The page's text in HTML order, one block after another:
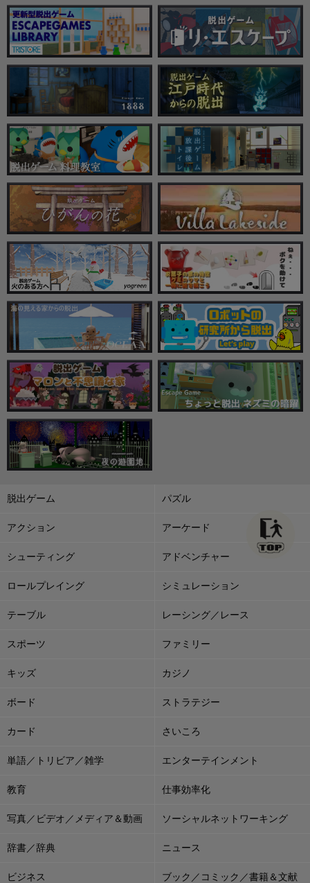
脱出ゲーム パズル
アクション アーケード
シューティング アドベンチャー
ロールプレイング シミュレーション
テーブル レーシング／レース
スポーツ ファミリー
キッズ カジノ
ボード ストラテジー
カード さいころ
単語／トリビア／雑学 エンターテインメント
教育 仕事効率化
写真／ビデオ／メディア＆動画 ソーシャルネットワーキング
辞書／辞典 ニュース
ビジネス ブック／コミック／書籍＆文献